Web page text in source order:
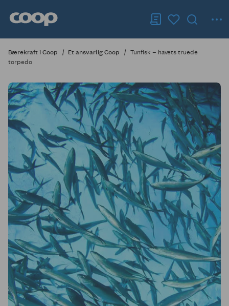
Bærekraft i Coop Et ansvarlig Coop
Tunfisk – havets truede
torpedo